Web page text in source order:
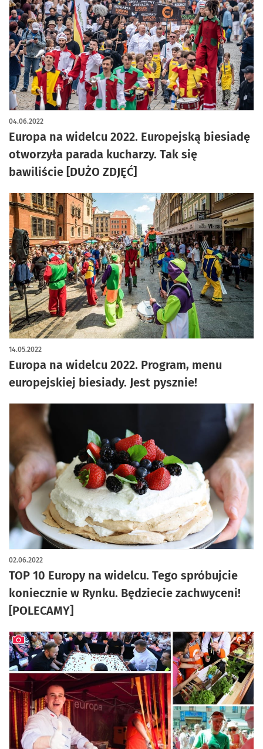
Europa na widelcu 2022. Europejską biesiadę
otworzyła parada kucharzy. Tak się
bawiliście [DUŻO ZDJĘĆ]
04.06.2022
artykuł z galerią zdjęć
Europa na widelcu 2022. Program, menu
europejskiej biesiady. Jest pysznie!
14.05.2022
TOP 10 Europy na widelcu. Tego spróbujcie
koniecznie w Rynku. Będziecie zachwyceni!
[POLECAMY]
02.06.2022